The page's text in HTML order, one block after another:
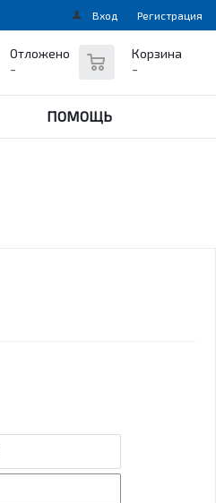
Вход Регистрация
Отложено
-
Корзина
-
ПОМОЩЬ